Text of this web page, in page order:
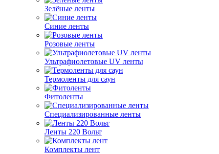
Зелёные ленты
Синие ленты
Розовые ленты
Ультрафиолетовые UV ленты
Термоленты для саун
Фитоленты
Специализированные ленты
Ленты 220 Вольт
Комплекты лент